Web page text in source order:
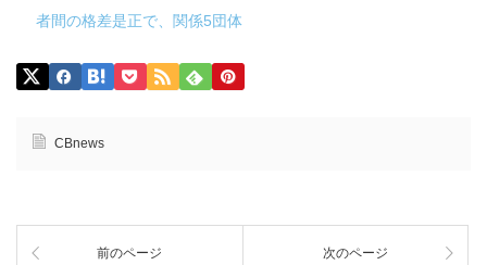
者間の格差是正で、関係5団体
CBnews
前のページ 次のページ